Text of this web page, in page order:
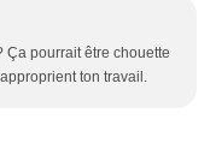
Ça pourrait être chouette
ton travail.